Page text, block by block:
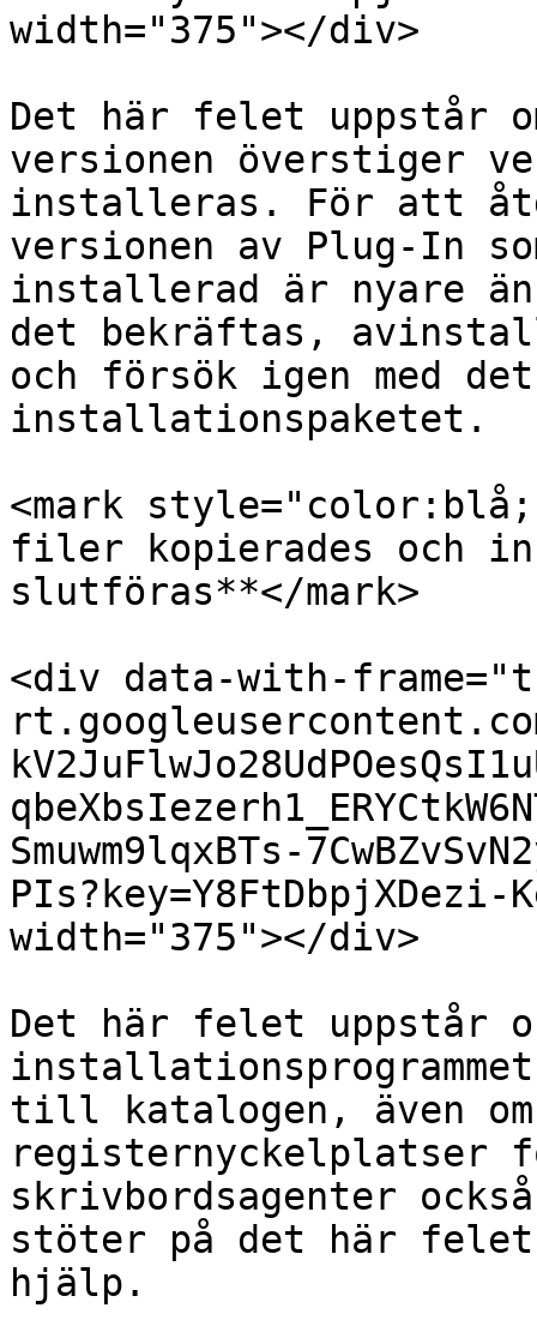
width="375"></div>
Det här felet uppstår
versionen överstiger
installeras. För att
versionen av Plug-In
installerad är nyare än
det bekräftas,
och försök igen med
installationspaketet.
<mark
filer kopierades och
slutföras**</mark>
<div data-with-
Smuwm9lqxBTs-
PIs?key=Y8FtDbpjXDezi-
width="375"></div>
Det här felet uppstår
till katalogen, även
registernyckelplatser
skrivbordsagenter
stöter på det här
hjälp.